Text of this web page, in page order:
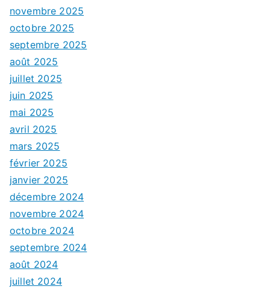
novembre 2025
octobre 2025
septembre 2025
août 2025
juillet 2025
juin 2025
mai 2025
avril 2025
mars 2025
février 2025
janvier 2025
décembre 2024
novembre 2024
octobre 2024
septembre 2024
août 2024
juillet 2024